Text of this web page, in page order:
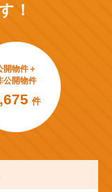
！
開物件＋
公開物件
件